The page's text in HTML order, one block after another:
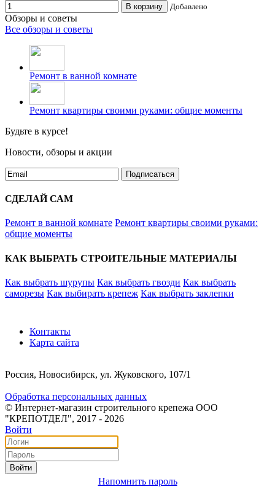
В корзину Добавлено
Обзоры и советы
Все обзоры и советы
Ремонт в ванной комнате
Ремонт квартиры своими руками: общие моменты
Будьте в курсе!
Новости, обзоры и акции
Подписаться
СДЕЛАЙ САМ
Ремонт в ванной комнате Ремонт квартиры своими руками:
общие моменты
КАК ВЫБРАТЬ СТРОИТЕЛЬНЫЕ МАТЕРИАЛЫ
Как выбрать шурупы Как выбрать гвозди Как выбрать
саморезы Как выбирать крепеж Как выбрать заклепки
Контакты
Карта сайта
Россия, Новосибирск, ул. Жуковского, 107/1
Обработка персональных данных
© Интернет-магазин строительного крепежа ООО
"КРЕПОТДЕЛ", 2017 - 2026
Войти
Войти
Напомнить пароль